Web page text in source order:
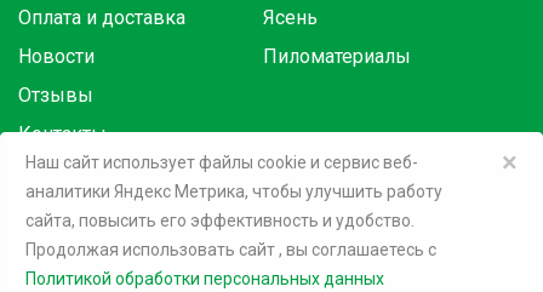
Оплата и доставка
Новости
Отзывы
Контакты
Ясень
Пиломатериалы
Товары в розницу на маркетплейсах:
©2026 Терри Голд
×
Наш сайт использует файлы cookie и сервис веб-
аналитики Яндекс Метрика, чтобы улучшить работу
сайта, повысить его эффективность и удобство.
Продолжая использовать сайт, вы соглашаетесь c
Политикой обработки персональных данных